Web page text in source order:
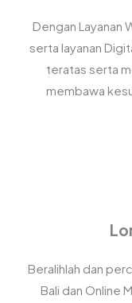
Dengan Layanan
serta layanan
teratas serta
membawa
Beralihlah dan
Bali dan Online